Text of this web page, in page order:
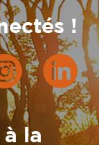
!
la